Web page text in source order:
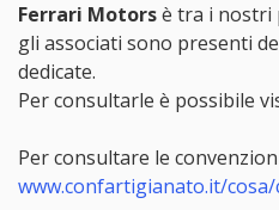
Ferrari Motorsè tra i
gli associati sono presenti
dedicate.
Per consultarle è possibile
Per consultare le
www.confartigianato.it/